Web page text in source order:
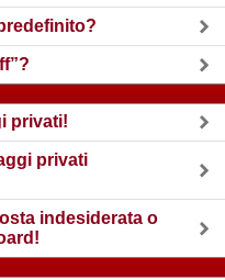
privati!
privati
indesiderata o